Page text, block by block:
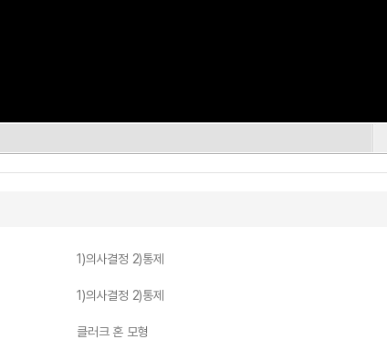
1)의사결정 2)통제
1)의사결정 2)통제
클러크 혼 모형